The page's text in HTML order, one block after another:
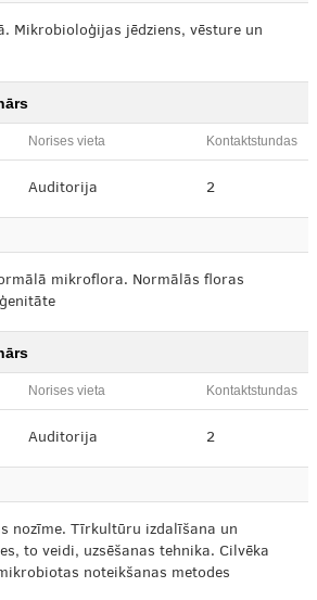
Mikrobioloģijas jēdziens, vēsture un
Norises vieta Kontaktstundas
Auditorija 2
mikroflora. Normālās floras
Norises vieta Kontaktstundas
Auditorija 2
nozīme. Tīrkultūru izdalīšana un
to veidi, uzsēšanas tehnika. Cilvēka
noteikšanas metodes